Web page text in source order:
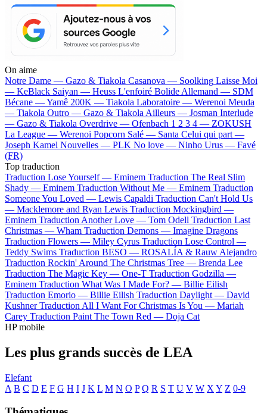
On aime
Notre Dame — Gazo & Tiakola Casanova — Soolking Laisse Moi
— KeBlack Saiyan — Heuss L'enfoiré Bolide Allemand — SDM
Bécane —Yamê 200K — Tiakola Laboratoire — Werenoi Meuda
— Tiakola Outro — Gazo & TiakolaAilleurs — Josman Interlude
— Gazo & Tiakola Overdrive — Ofenbach 1 2 3 4 — ZOKUSH
La League — Werenoi Popcorn Salé — Santa Celui qui part —
Joseph Kamel Nouvelles — PLK No love — Ninho Urus — Favé
(FR)
Top traduction
Traduction Lose Yourself — Eminem Traduction The Real Slim
Shady — Eminem Traduction Without Me — Eminem Traduction
Someone You Loved — Lewis Capaldi Traduction Can't Hold Us
— Macklemore and Ryan Lewis Traduction Mockingbird —
Eminem Traduction Another Love — Tom Odell Traduction Last
Christmas — Wham Traduction Demons — Imagine Dragons
Traduction Flowers — Miley Cyrus Traduction Lose Control —
Teddy Swims Traduction BESO — ROSALÍA & Rauw Alejandro
Traduction Rockin' Around The Christmas Tree — Brenda Lee
Traduction The Magic Key — One-T Traduction Godzilla —
Eminem Traduction What Was I Made For? — Billie Eilish
Traduction Emorio — Billie Eilish Traduction Daylight — David
Kushner Traduction All I Want For Christmas Is You — Mariah
Carey Traduction Paint The Town Red — Doja Cat
HP mobile
Les plus grands succès de LEA
Elefant
A B C D E F G H I J K L M N O P Q R S T U V W X Y Z 0-9